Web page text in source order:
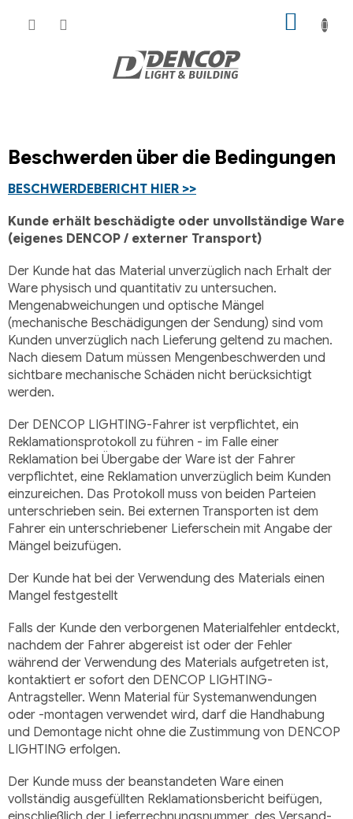
Inhalt
Beschwerden über die Bedingungen
BESCHWERDEBERICHT HIER >>
Kunde erhält beschädigte oder unvollständige Ware
(eigenes DENCOP / externer Transport)
Der Kunde hat das Material unverzüglich nach Erhalt der
Ware physisch und quantitativ zu untersuchen.
Mengenabweichungen und optische Mängel
(mechanische Beschädigungen der Sendung) sind vom
Kunden unverzüglich nach Lieferung geltend zu machen.
Nach diesem Datum müssen Mengenbeschwerden und
sichtbare mechanische Schäden nicht berücksichtigt
werden.
Der DENCOP LIGHTING-Fahrer ist verpflichtet, ein
Reklamationsprotokoll zu führen - im Falle einer
Reklamation bei Übergabe der Ware ist der Fahrer
verpflichtet, eine Reklamation unverzüglich beim Kunden
einzureichen. Das Protokoll muss von beiden Parteien
unterschrieben sein. Bei externen Transporten ist dem
Fahrer ein unterschriebener Lieferschein mit Angabe der
Mängel beizufügen.
Der Kunde hat bei der Verwendung des Materials einen
Mangel festgestellt
Falls der Kunde den verborgenen Materialfehler entdeckt,
nachdem der Fahrer abgereist ist oder der Fehler
während der Verwendung des Materials aufgetreten ist,
kontaktiert er sofort den DENCOP LIGHTING-
Antragsteller. Wenn Material für Systemanwendungen
oder -montagen verwendet wird, darf die Handhabung
und Demontage nicht ohne die Zustimmung von DENCOP
LIGHTING erfolgen.
Der Kunde muss der beanstandeten Ware einen
vollständig ausgefüllten Reklamationsbericht beifügen,